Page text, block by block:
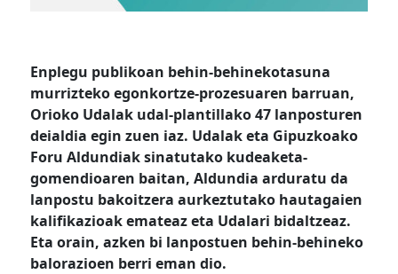
Enplegu publikoan behin-behinekotasuna
murrizteko egonkortze-prozesuaren barruan,
Orioko Udalak udal-plantillako 47 lanposturen
deialdia egin zuen iaz. Udalak eta Gipuzkoako
Foru Aldundiak sinatutako kudeaketa-
gomendioaren baitan, Aldundia arduratu da
lanpostu bakoitzera aurkeztutako hautagaien
kalifikazioak emateaz eta Udalari bidaltzeaz.
Eta orain, azken bi lanpostuen behin-behineko
balorazioen berri eman dio.